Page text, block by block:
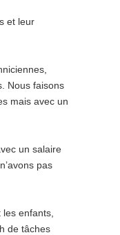
et leur
Nous faisons
mais avec un
un salaire
pas
enfants,
de tâches